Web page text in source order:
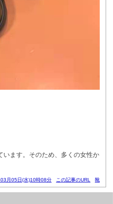
います。そのため、多くの女性か
月05日(水)10時08分 この記事のURL 靴